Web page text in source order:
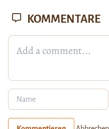
KOMMENTARE